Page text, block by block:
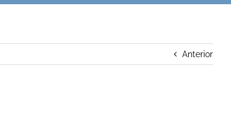
Anterior